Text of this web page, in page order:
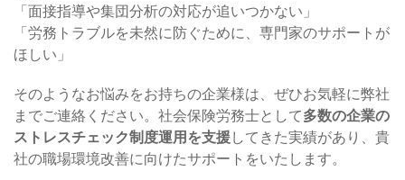
「面接指導や集団分析の対応が追いつかない」
「労務トラブルを未然に防ぐために、専門家のサポートが
ほしい」
そのようなお悩みをお持ちの企業様は、ぜひお気軽に弊社
までご連絡ください。社会保険労務士として多数の企業の
ストレスチェック制度運用を支援してきた実績があり、貴
社の職場環境改善に向けたサポートをいたします。